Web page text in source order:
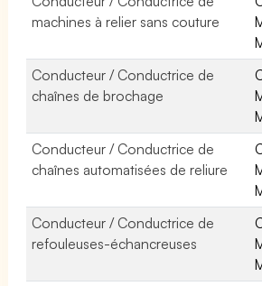
machines à relier sans couture
Conducteur / Conductrice de
chaînes de brochage
Conducteur / Conductrice de
chaînes automatisées de reliure
Conducteur / Conductrice de
refouleuses-échancreuses